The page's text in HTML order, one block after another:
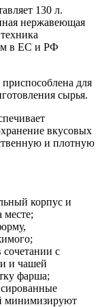
130 л.
нержавеющая
в ЕС и РФ
для
сырья.
вкусовых
и плотную
корпус и
месте;
сочетании с
и чашей
фарша;
минимизируют